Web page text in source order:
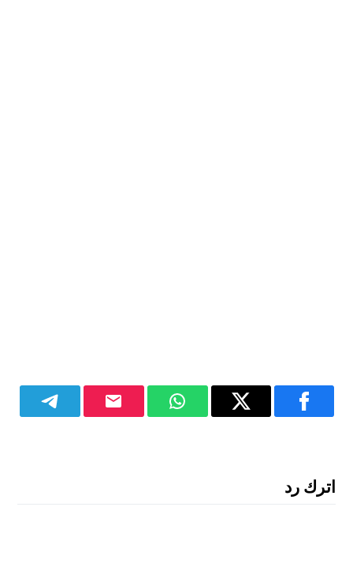
اترك رد